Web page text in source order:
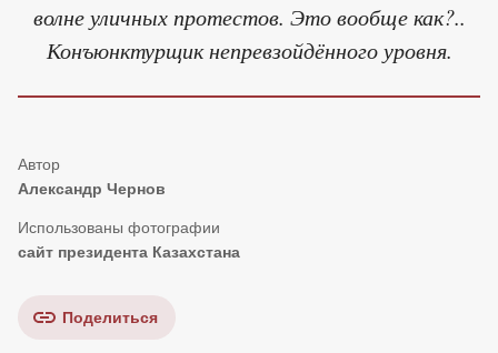
волне уличных протестов. Это вообще как?..
Конъюнктурщик непревзойдённого уровня.
Александр Чернов
сайт президента Казахстана
Поделиться